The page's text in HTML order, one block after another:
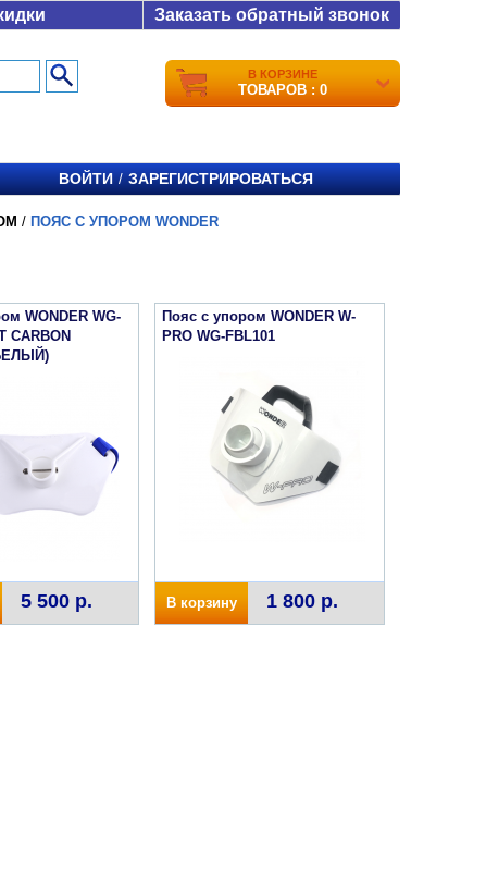
Заказать обратный звонок
В КОРЗИНЕ
ТОВАРОВ : 0
ВОЙТИ / ЗАРЕГИСТРИРОВАТЬСЯ
/ ПОЯС С УПОРОМ WONDER
WONDER WG-
CARBON
5 500 р.
Пояс с упором WONDER W-
PRO WG-FBL101
В корзину 1 800 р.